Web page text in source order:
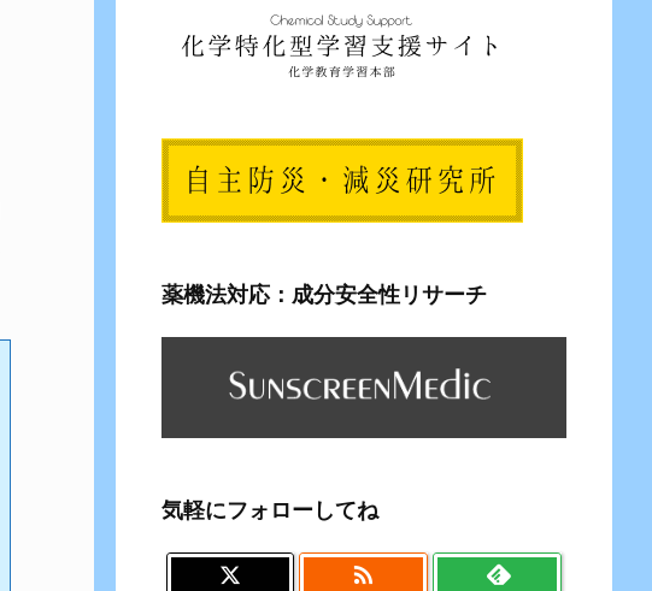
薬機法対応：成分安全性リサーチ
気軽にフォローしてね
